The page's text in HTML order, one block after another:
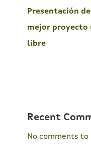
Presentación
mejor proyecto
libre
Recent
No comments to